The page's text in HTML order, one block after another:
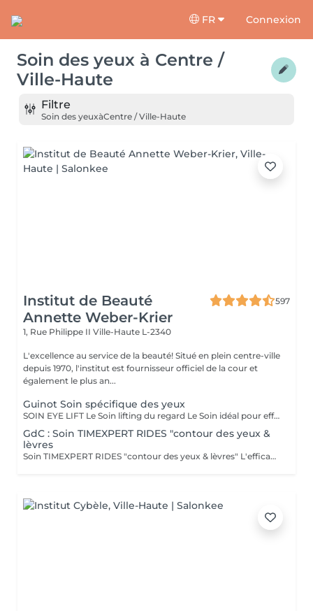
FR Connexion
Soin des yeux à Centre /
Ville-Haute
Filtre
Soin des yeuxàCentre / Ville-Haute
Institut de Beauté
Annette Weber-Krier
597
1, Rue Philippe II Ville-Haute L-2340
L'excellence au service de la beauté! Situé en plein centre-ville
depuis 1970, l'institut est fournisseur officiel de la cour et
également le plus an...
Guinot Soin spécifique des yeux
SOIN EYE LIFT Le Soin lifting du regard Le Soin idéal pour effacer les signes de l'âge (rides, relâchement des paupières) et les marques de fatigue (poches, cernes). RÉSULTATS BEAUTÉ LE REGARD EST DÉFATIGUÉ, VISIBLEMENT PLUS JEUNE. Action sur les signes de l'âge - Les rides et ridules sont lissées. - Les paupières sont rehaussées. Le regard est agrandi et rajeuni. Action sur les signes de fatigue - Les poches et les cernes sont visiblement atténués. Le regard est reposé et lumineux. SECRETS DU SOIN MODELAGE YEUX Sérum de Modelage Yeux et techniques manuelles ciblées pour favoriser le drainage en relançant la microcirculation afin d'atténuer les poches et les cernes. STIMULATION MUSCULAIRE YEUX La stimulation musculaire fait travailler les muscles du contour des yeux, grâce au micro-courant de stimulation. Cette phase, associée au Sérum Gel Yeux retend les traits en redonnant du volume aux muscles et draine les poches et les cernes en relançant la microcirculation. Effet "lifting" immédiat : les rides de la patte d'oie et la ride du lion sont lissées et les paupières sont rehaussées. MASQUE YEUX Le Masque exclusif GUINOT en non tissé permet de lisser la ride de la patte d'oie et la ride du lion, et de réduire visiblement les poches et les cernes.
GdC : Soin TIMEXPERT RIDES "contour des yeux &
lèvres
Soin TIMEXPERT RIDES "contour des yeux & lèvres" L'efficacite des composants actifs de TimexpertRides ( BTX-Tripeptine, Tissulage Tech, Energy Pythoactives ). La combinaison de bio-engineering pour eliminer les rides avec des ingredients specifiques, qui agissent contre les differentes sortes de problemes comme les cercles noirs, les cernes et le relachement. La peau autour des yeux retrouve de la clarte, de l'energie et de la fermete. Résultats immédiats. - Tout type de peau normale à sèche - Toute saison - Recommandé à partir 30 ans Sous forme d'une cure de trois sessions, une par semaine ou comme traitement flash. Massage spécifique : Cupping-yoga facial-pierre Gua-Sha